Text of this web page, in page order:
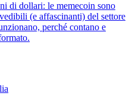
di dollari: le memecoin sono
(e affascinanti) del settore
perché contano e